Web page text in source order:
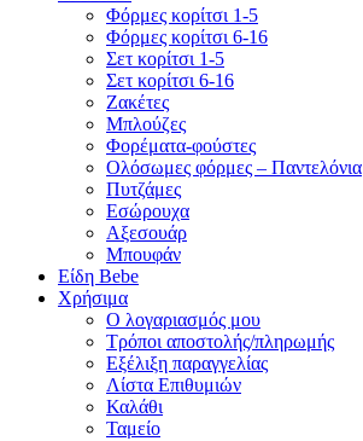
Φόρμες κορίτσι 1-5
Φόρμες κορίτσι 6-16
Σετ κορίτσι 1-5
Σετ κορίτσι 6-16
Ζακέτες
Μπλούζες
Φορέματα-φούστες
Ολόσωμες φόρμες – Παντελόνια
Πυτζάμες
Εσώρουχα
Αξεσουάρ
Μπουφάν
Είδη Bebe
Χρήσιμα
Ο λογαριασμός μου
Τρόποι αποστολής/πληρωμής
Εξέλιξη παραγγελίας
Λίστα Επιθυμιών
Καλάθι
Ταμείο